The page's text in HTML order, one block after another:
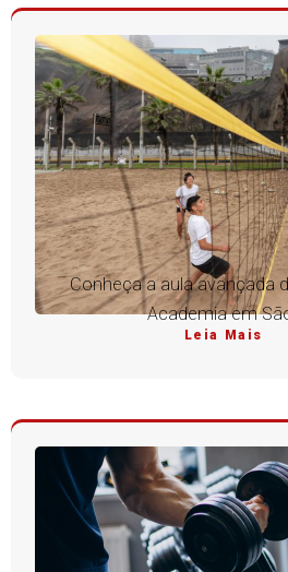
Conheça a aula avançada
Academia em
Leia Mais